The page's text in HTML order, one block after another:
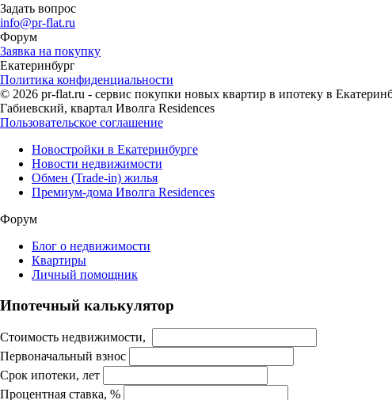
Задать вопрос
info@pr-flat.ru
Форум
Заявка на покупку
Екатеринбург
Политика конфиденциальности
© 2026 pr-flat.ru - сервис покупки новых квартир в ипотеку в
Габиевский, квартал Иволга Residences
Пользовательское соглашение
Новостройки в Екатеринбурге
Новости недвижимости
Обмен (Trade-in) жилья
Премиум-дома Иволга Residences
Форум
Блог о недвижимости
Квартиры
Личный помощник
Ипотечный калькулятор
Стоимость недвижимости,
Первоначальный взнос
Срок ипотеки, лет
Процентная ставка, %